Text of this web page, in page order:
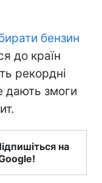
бензин
до країн
рекордні
дають змоги
на